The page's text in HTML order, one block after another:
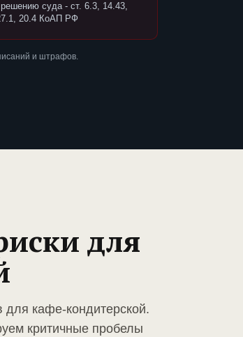
суда - ст. 6.3, 14.43,
20.4 КоАП РФ
и штрафов.
для
для кафе-кондитерской.
критичные пробелы